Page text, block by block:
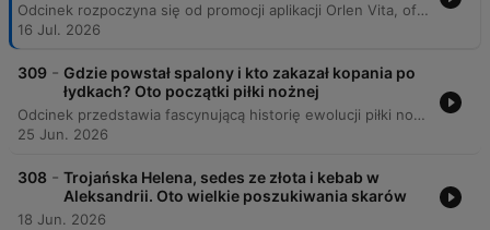
Odcinek rozpoczyna się od promocji aplikacji Orlen Vita, oferującej zniżki na paliwo oraz produkty spożywcze podczas wakacyjnych weekendów. Następnie następuje zapowiedź nowego sezonu audycji „Bajki dla dorosłych” prowadzonej przez Przemysława Skowrona, Tomasza Olbratowskiego i Jacka Tonkowicza. Program, osadzony w klimacie Podkarpacia, prezentuje nowe, groteskowe i absurdalne wersje znanych opowieści, które będą dostępne na platformach RMF ON oraz w innych serwisach podcastowych.
16 Jul. 2026
309 - Gdzie powstał spalony i kto zakazał kopania po
łydkach? Oto początki piłki nożnej
Odcinek przedstawia fascynującą historię ewolucji piłki nożnej, od starożytnych gier chińskich, greckich i rzymskich, aż po angielski mob football. Autor opisuje proces ujednolicania przepisów w XIX wieku przez Ebenezera Cobbirly'ego oraz powstanie Football Association. Program przybliża również historię kluczowych przepisów, takich jak wymiary boiska, wprowadzenie rzutu karnego, ewolucję roli bramkarza oraz ustalenie liczby zawodników. Przedstawiono, jak dawne zasady, często wynikające z tradycji lub przypadku, przekształciły się w ustandaryzowany sport, który znamy dzisiaj.
25 Jun. 2026
308 - Trojańska Helena, sedes ze złota i kebab w
Aleksandrii. Oto wielkie poszukiwania skarów
18 Jun. 2026